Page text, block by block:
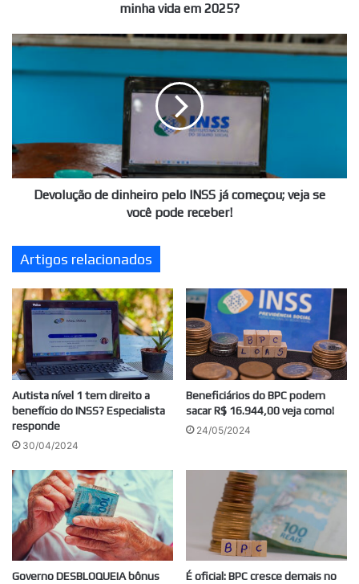
minha vida em 2025?
Devolução
dinheiro
começou;
veja
se
vocêDevolução de dinheiro pelo INSS já começou; veja se
você pode receber!
Artigos relacionados
Autista nível 1 tem direito a
benefício do INSS? Especialista
responde
30/04/2024
Beneficiários do BPC podem
sacar R$ 16.944,00 veja como!
24/05/2024
Governo DESBLOQUEIA bônus
É oficial: BPC cresce demais no